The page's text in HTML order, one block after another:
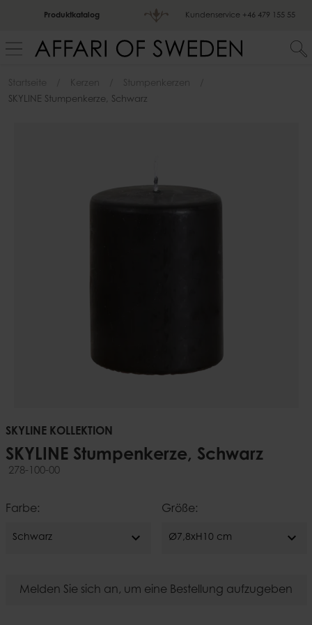
Produktkatalog Kundenservice +46 479 155 55
Startseite Kerzen
Stumpenkerzen
SKYLINE Stumpenkerze, Schwarz
SKYLINE KOLLEKTION
SKYLINE Stumpenkerze, Schwarz
278-100-00
Farbe:
Schwarz expand_more
Größe:
Ø7,8xH10 cm expand_more
Melden Sie sich an, um eine Bestellung aufzugeben